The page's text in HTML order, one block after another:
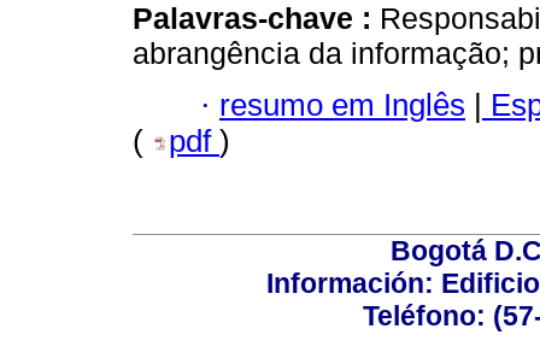
Palavras-chave :
abrangência da informação;
· resumo em Inglês |
(
pdf )
Bogotá
Información:
Teléfono: